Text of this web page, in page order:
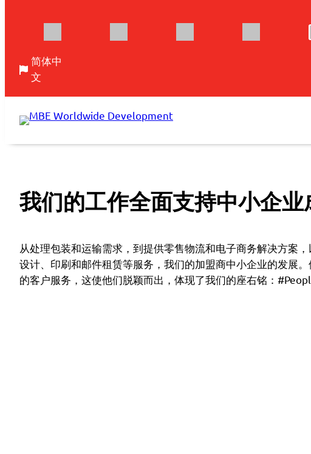
跳
容
简体中
文
我们的工作全面支持中小企业
从处理包装和运输需求，到提供零售物流和电子商务解决方案
设计、印刷和邮件租赁等服务，我们的加盟商中小企业的发展
的客户服务，这使他们脱颖而出，体现了我们的座右铭：